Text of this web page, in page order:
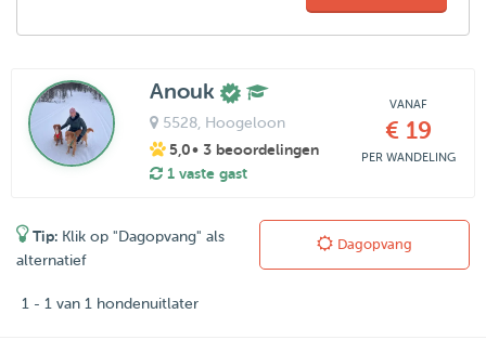
Anouk
5528, Hoogeloon
5,0• 3 beoordelingen
1 vaste gast
VANAF
€ 19
PER WANDELING
Tip: Klik op "Dagopvang" als
alternatief
Dagopvang
1 - 1 van 1 hondenuitlater